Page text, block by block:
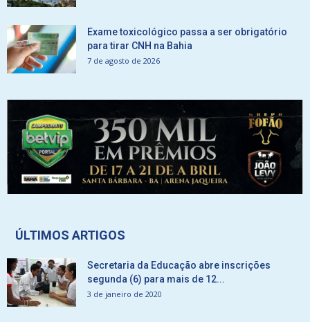
Exame toxicológico passa a ser obrigatório
para tirar CNH na Bahia
7 de agosto de 2026
ÚLTIMOS ARTIGOS
Secretaria da Educação abre inscrições
segunda (6) para mais de 12...
3 de janeiro de 2020